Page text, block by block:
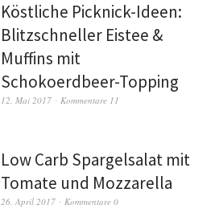
Köstliche Picknick-Ideen:
Blitzschneller Eistee &
Muffins mit
Schokoerdbeer-Topping
12. Mai 2017 Kommentare 11
Low Carb Spargelsalat mit
Tomate und Mozzarella
26. April 2017 Kommentare 0